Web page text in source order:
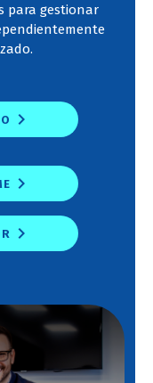
para gestionar